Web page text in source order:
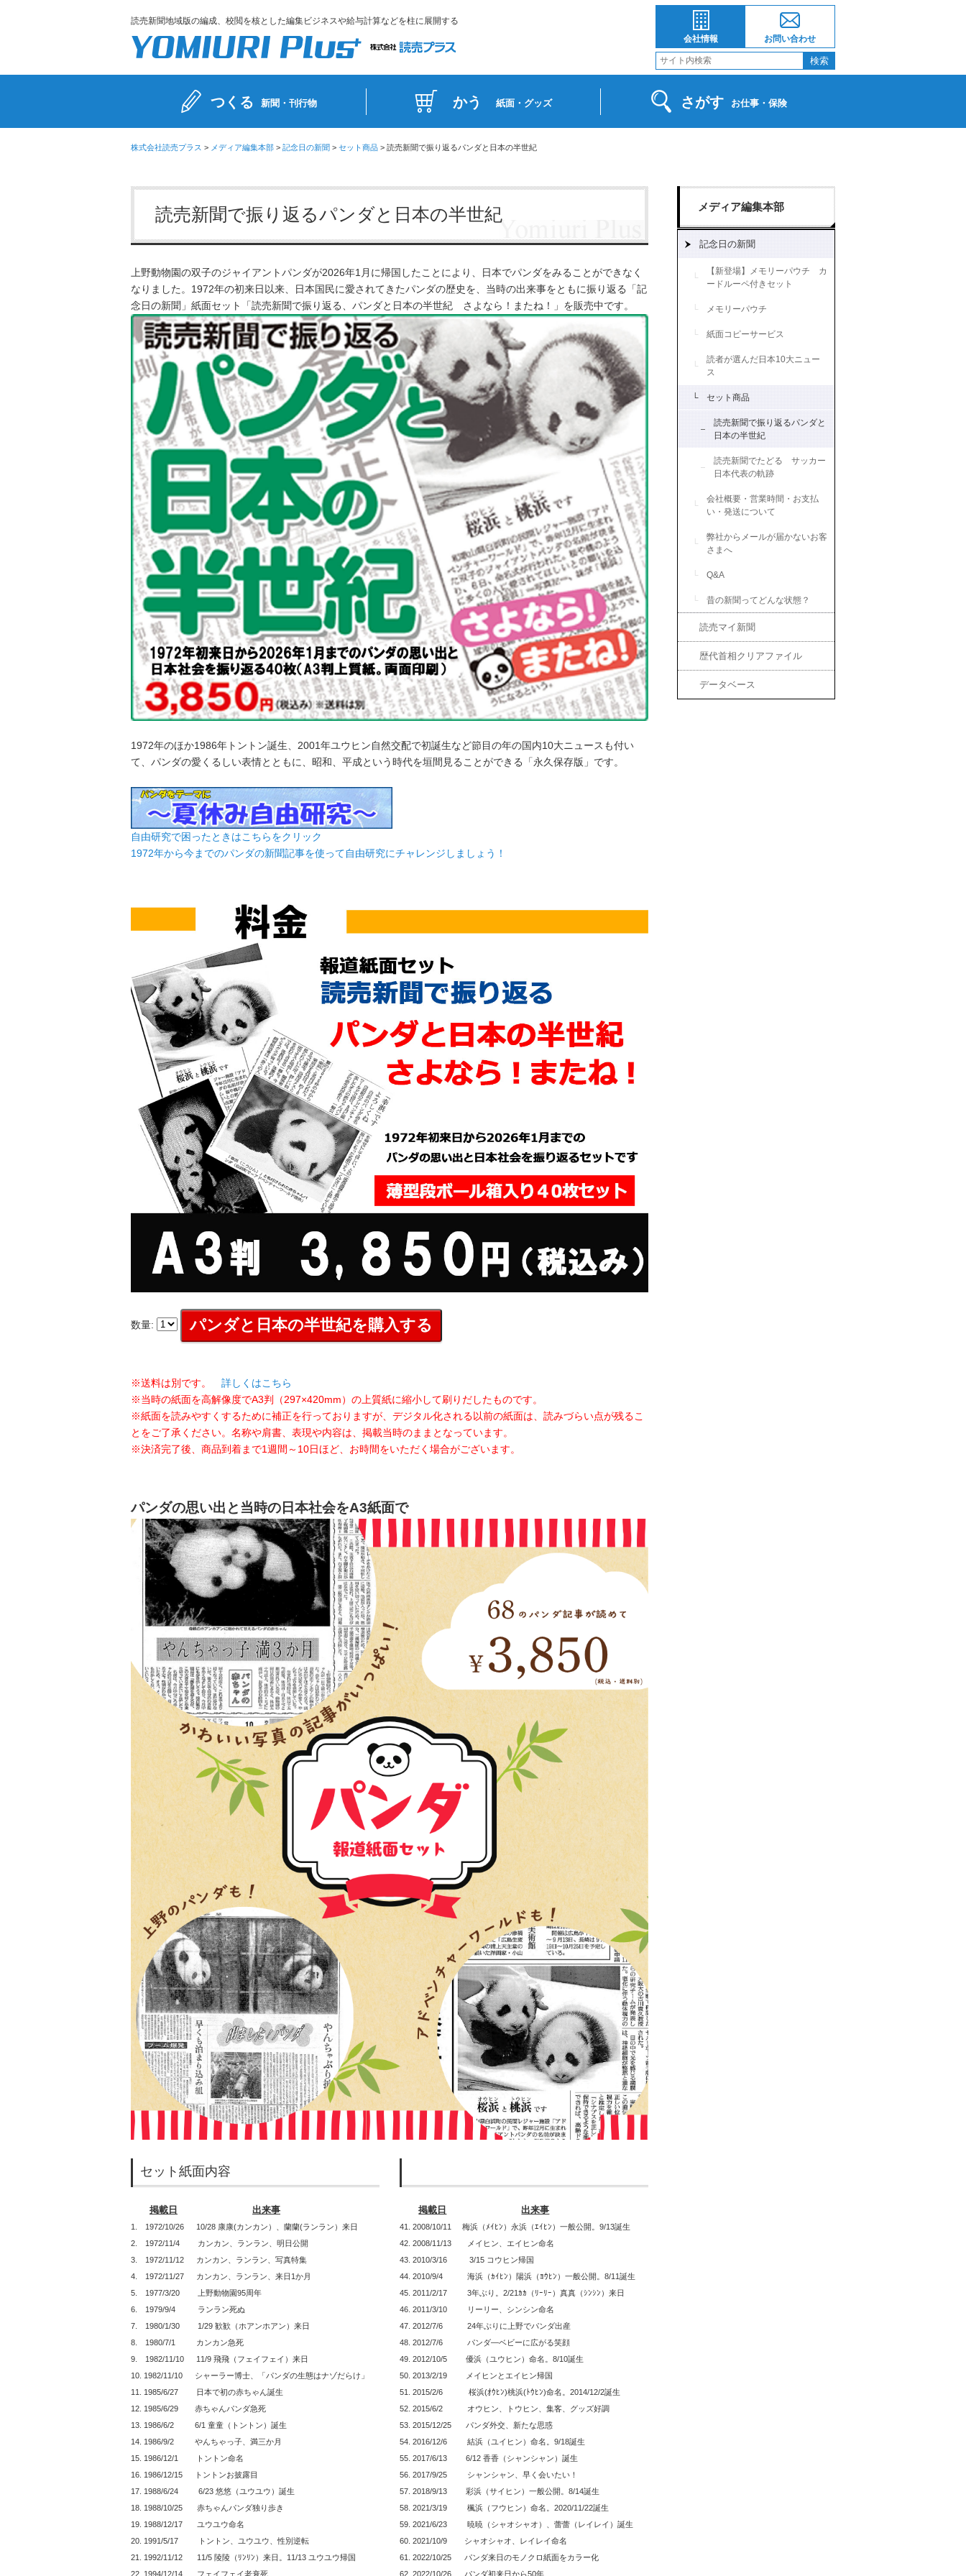
読売新聞地域版の編成、校閲を核とした編集ビジネスや給与計算などを柱に展開する
つくる 新聞・刊行物 かう 紙面・グッズ さがす お仕事・保険
会社情報 お問い合わせ
株式会社読売プラス > メディア編集本部 > 記念日の新聞 > セット商品 > 読売新聞で振り返るパンダと日本の半世紀
読売新聞で振り返るパンダと日本の半世紀
上野動物園の双子のジャイアントパンダが2026年1月に帰国したことにより、日本でパンダをみることができなく
なりました。1972年の初来日以来、日本国民に愛されてきたパンダの歴史を、当時の出来事をともに振り返る「記
念日の新聞」紙面セット「読売新聞で振り返る、パンダと日本の半世紀 さよなら！またね！」を販売中です。
1972年のほか1986年トントン誕生、2001年ユウヒン自然交配で初誕生など節目の年の国内10大ニュースも付い
て、パンダの愛くるしい表情とともに、昭和、平成という時代を垣間見ることができる「永久保存版」です。
自由研究で困ったときはこちらをクリック
1972年から今までのパンダの新聞記事を使って自由研究にチャレンジしましょう！
数量:
※送料は別です。 詳しくはこちら
※当時の紙面を高解像度でA3判（297×420mm）の上質紙に縮小して刷りだしたものです。
※紙面を読みやすくするために補正を行っておりますが、デジタル化される以前の紙面は、読みづらい点が残るこ
とをご了承ください。名称や肩書、表現や内容は、掲載当時のままとなっています。
※決済完了後、商品到着まで1週間～10日ほど、お時間をいただく場合がございます。
パンダの思い出と当時の日本社会をA3紙面で
セット紙面内容
掲載日 出来事
1. 1972/10/26 10/28 康康(カンカン）、蘭蘭(ランラン）来日
2. 1972/11/4 カンカン、ランラン、明日公開
3. 1972/11/12 カンカン、ランラン、写真特集
4. 1972/11/27 カンカン、ランラン、来日1か月
5. 1977/3/20 上野動物園95周年
6. 1979/9/4 ランラン死ぬ
7. 1980/1/30 1/29 歓歓（ホアンホアン）来日
8. 1980/7/1 カンカン急死
9. 1982/11/10 11/9 飛飛（フェイフェイ）来日
10. 1982/11/10 シャーラー博士、「パンダの生態はナゾだらけ」
11. 1985/6/27 日本で初の赤ちゃん誕生
12. 1985/6/29 赤ちゃんパンダ急死
13. 1986/6/2 6/1 童童（トントン）誕生
14. 1986/9/2 やんちゃっ子、満三か月
15. 1986/12/1 トントン命名
16. 1986/12/15 トントンお披露目
17. 1988/6/24 6/23 悠悠（ユウユウ）誕生
18. 1988/10/25 赤ちゃんパンダ独り歩き
19. 1988/12/17 ユウユウ命名
20. 1991/5/17 トントン、ユウユウ、性別逆転
21. 1992/11/12 11/5 陵陵（ﾘﾝﾘﾝ）来日。11/13 ユウユウ帰国
22. 1994/12/14 フェイフェイ老衰死
掲載日 出来事
41. 2008/10/11 梅浜（ﾒｲﾋﾝ）永浜（ｴｲﾋﾝ）一般公開。9/13誕生
42. 2008/11/13 メイヒン、エイヒン命名
43. 2010/3/16 3/15 コウヒン帰国
44. 2010/9/4 海浜（ｶｲﾋﾝ）陽浜（ﾖｳﾋﾝ）一般公開。8/11誕生
45. 2011/2/17 3年ぶり。2/21ｶｶ（ﾘｰﾘｰ）真真（ｼﾝｼﾝ）来日
46. 2011/3/10 リーリー、シンシン命名
47. 2012/7/6 24年ぶりに上野でパンダ出産
48. 2012/7/6 パンダ―ベビーに広がる笑顔
49. 2012/10/5 優浜（ユウヒン）命名。8/10誕生
50. 2013/2/19 メイヒンとエイヒン帰国
51. 2015/2/6 桜浜(ｵｳﾋﾝ)桃浜(ﾄｳﾋﾝ)命名。2014/12/2誕生
52. 2015/6/2 オウヒン、トウヒン、集客、グッズ好調
53. 2015/12/25 パンダ外交、新たな思惑
54. 2016/12/6 結浜（ユイヒン）命名。9/18誕生
55. 2017/6/13 6/12 香香（シャンシャン）誕生
56. 2017/9/25 シャンシャン、早く会いたい！
57. 2018/9/13 彩浜（サイヒン）一般公開。8/14誕生
58. 2021/3/19 楓浜（フウヒン）命名。2020/11/22誕生
59. 2021/6/23 暁暁（シャオシャオ）、蕾蕾（レイレイ）誕生
60. 2021/10/9 シャオシャオ、レイレイ命名
61. 2022/10/25 パンダ来日のモノクロ紙面をカラー化
62. 2022/10/26 パンダ初来日から50年
メディア編集本部
記念日の新聞
【新登場】メモリーパウチ カ
ードルーペ付きセット
メモリーパウチ
紙面コピーサービス
読者が選んだ日本10大ニュー
ス
セット商品
読売新聞で振り返るパンダと
日本の半世紀
読売新聞でたどる サッカー
日本代表の軌跡
会社概要・営業時間・お支払
い・発送について
弊社からメールが届かないお客
さまへ
Q&A
昔の新聞ってどんな状態？
読売マイ新聞
歴代首相クリアファイル
データベース